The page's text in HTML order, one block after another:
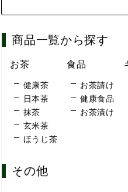
商品一覧から探す
お茶
健康茶
日本茶
抹茶
玄米茶
ほうじ茶
食品
お茶請け
健康食品
お茶漬け
その他